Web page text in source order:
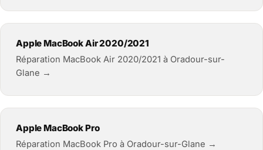
Apple MacBook Air 2020/2021
Réparation MacBook Air 2020/2021 à Oradour-sur-
Glane →
Apple MacBook Pro
Réparation MacBook Pro à Oradour-sur-Glane →